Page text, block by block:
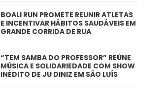
BOALI RUN PROMETE REUNIR ATLETAS
E INCENTIVAR HÁBITOS SAUDÁVEIS EM
GRANDE CORRIDA DE RUA
“TEM SAMBA DO PROFESSOR” REÚNE
MÚSICA E SOLIDARIEDADE COM SHOW
INÉDITO DE JU DINIZ EM SÃO LUÍS